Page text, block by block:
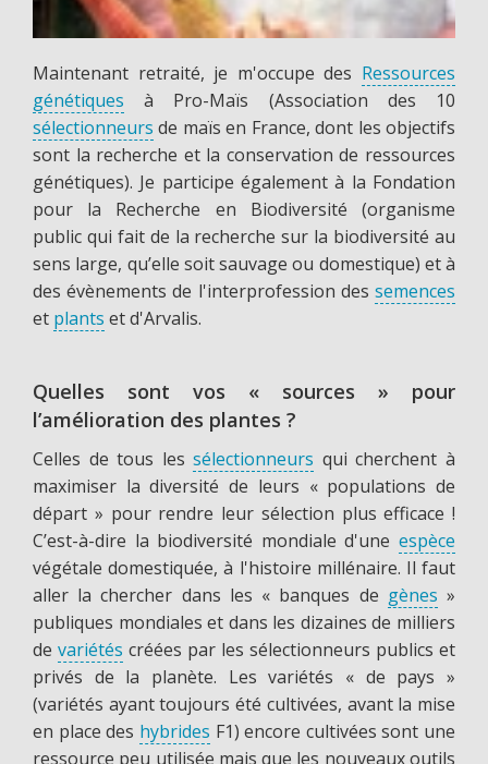
Maintenant retraité, je m'occupe des Ressources
génétiques à Pro-Maïs (Association des 10
sélectionneurs de maïs en France, dont les objectifs
sont la recherche et la conservation de ressources
génétiques). Je participe également à la Fondation
pour la Recherche en Biodiversité (organisme
public qui fait de la recherche sur la biodiversité au
sens large, qu’elle soit sauvage ou domestique) et à
des évènements de l'interprofession des semences
et plants et d'Arvalis.
Quelles sont vos « sources » pour
l’amélioration des plantes ?
Celles de tous lessélectionneurs qui cherchent à
maximiser la diversité de leurs « populations de
départ » pour rendre leur sélection plus efficace !
C’est-à-dire la biodiversité mondiale d'une espèce
végétale domestiquée, à l'histoire millénaire. Il faut
aller la chercher dans les « banques de gènes »
publiques mondiales et dans les dizaines de milliers
de variétés créées par les sélectionneurs publics et
privés de la planète. Les variétés « de pays »
(variétés ayant toujours été cultivées, avant la mise
en place des hybrides F1) encore cultivées sont une
ressource peu utilisée mais que les nouveaux outils